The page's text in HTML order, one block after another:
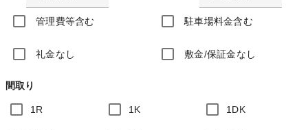
管理費等含む 駐車場料金含む
礼金なし 敷金/保証金なし
間取り
1R 1K 1DK